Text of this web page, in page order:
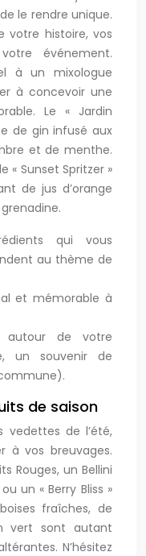
le rendre unique.
votre histoire, vos
événement.
à un mixologue
à concevoir une
Le « Jardin
de gin infusé aux
et de menthe.
« Sunset Spritzer »
de jus d’orange
qui vous
au thème de
et mémorable à
autour de votre
un souvenir de
de saison
vedettes de l’été,
à vos breuvages.
Rouges, un Bellini
un « Berry Bliss »
fraîches, de
vert sont autant
N’hésitez